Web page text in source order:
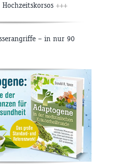
+++
– in nur 90